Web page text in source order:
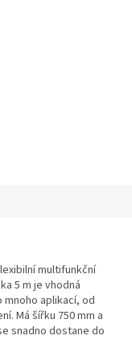
multifunkční
5 m je vhodná
aplikací, od
Má šířku 750 mm a
snadno dostane do